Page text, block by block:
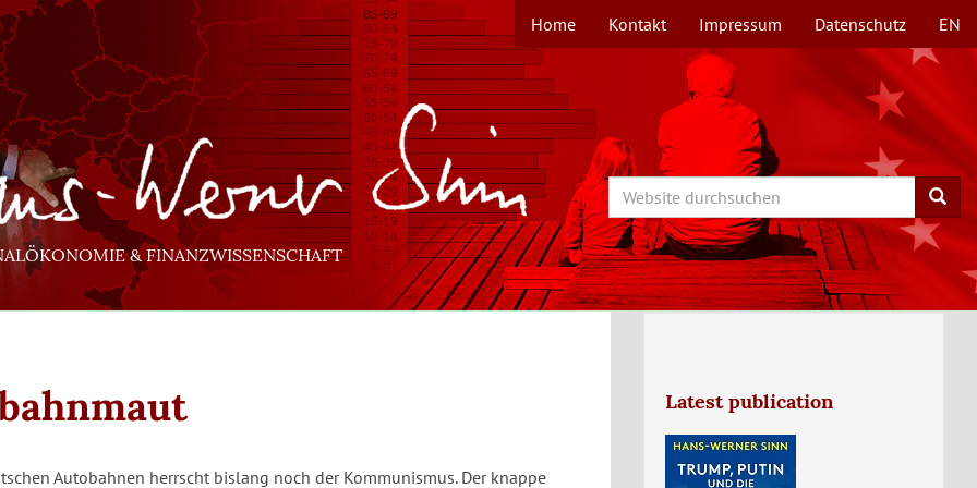
TOPMENÜ
Home Kontakt Impressum Datenschutz EN
& FINANZWISSENSCHAFT
Search Search
Autobahnen herrscht bislang noch der Kommunismus. Der knappe
Latest publication